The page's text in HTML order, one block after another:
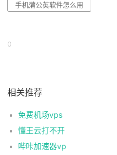
手机蒲公英软件怎么用
0
相关推荐
免费机场vps
懂王云打不开
哔咔加速器vp